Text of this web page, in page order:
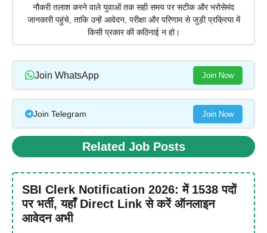
नौकरी तलाश करने वाले युवाओं तक सही समय पर सटीक और भरोसेमंद
जानकारी पहुंचे, ताकि उन्हें आवेदन, परीक्षा और परिणाम से जुड़ी प्रक्रिया में
किसी प्रकार की कठिनाई न हो।
Join WhatsApp Join Now
Join Telegram Join Now
Related Job Posts
SBI Clerk Notification 2026: में 1538 पदों
पर भर्ती, यहाँ Direct Link से करें ऑनलाइन
आवेदन अभी